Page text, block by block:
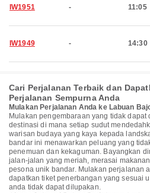
IW1951 - 11:05
IW1949 - 14:30
Cari Perjalanan Terbaik dan
Perjalanan Sempurna Anda
Mulakan Perjalanan Anda ke Labuan
Mulakan pengembaraan yang tidak
destinasi di mana setiap sudut
warisan budaya yang kaya kepada
bandar ini menawarkan peluang yang
penemuan dan kekaguman. Bayangkan
jalan-jalan yang meriah, merasai
pesona unik bandar. Mulakan perjalanan
dapatkan tiket penerbangan yang sesuai
anda tidak dapat dilupakan.